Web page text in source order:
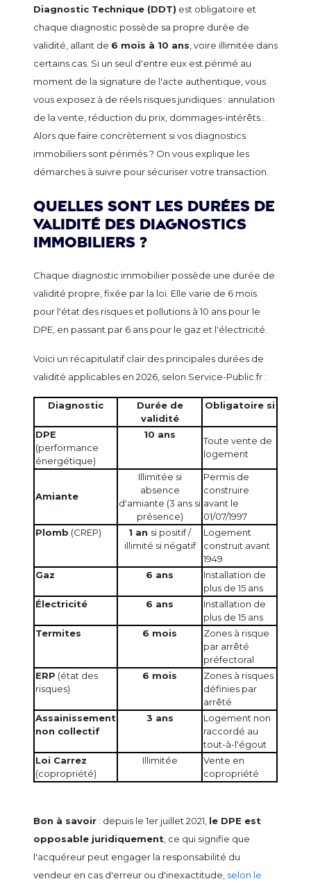
Diagnostic Technique (DDT) est obligatoire et
chaque diagnostic possède sa propre durée de
validité, allant de 6 mois à 10 ans , voire illimitée dans
certains cas. Si un seul d'entre eux est périmé au
moment de la signature de l'acte authentique, vous
vous exposez à de réels risques juridiques : annulation
de la vente, réduction du prix, dommages-intérêts…
Alors que faire concrètement si vos diagnostics
immobiliers sont périmés ? On vous explique les
démarches à suivre pour sécuriser votre transaction.
Quelles sont les durées de
validité des diagnostics
immobiliers ?
Chaque diagnostic immobilier possède une durée de
validité propre, fixée par la loi. Elle varie de 6 mois
pour l'état des risques et pollutions à 10 ans pour le
DPE, en passant par 6 ans pour le gaz et l'électricité.
Voici un récapitulatif clair des principales durées de
validité applicables en 2026, selon Service-Public.fr :
Diagnostic
Durée de
validité
Obligatoire si
DPE
(performance
énergétique)
10 ans
Toute vente de
logement
Amiante
Illimitée si
absence
d'amiante (3 ans si
présence)
Permis de
construire
avant le
01/07/1997
Plomb (CREP) 1 an si positif /
illimité si négatif
Logement
construit avant
1949
Gaz
6 ans
Installation de
plus de 15 ans
Électricité
6 ans
Installation de
plus de 15 ans
Termites
6 mois
Zones à risque
par arrêté
préfectoral
ERP (état des
risques)
6 mois
Zones à risques
définies par
arrêté
Assainissement
non collectif
3 ans
Logement non
raccordé au
tout-à-l'égout
Loi Carrez
(copropriété)
Illimitée
Vente en
copropriété
Bon à savoir : depuis le 1er juillet 2021, le DPE est
opposable juridiquement , ce qui signifie que
l'acquéreur peut engager la responsabilité du
vendeur en cas d'erreur ou d'inexactitude, selon le